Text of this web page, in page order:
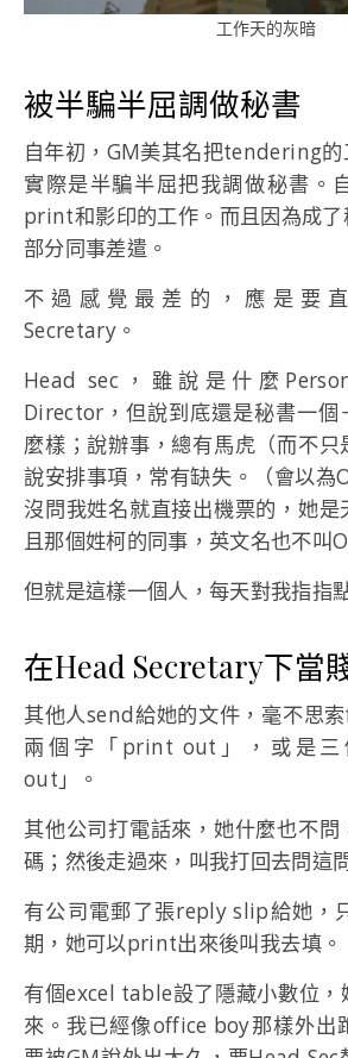
工作天的灰暗
被半騙半屈調做秘書
自年初，GM美其名把tendering的
實際是半騙半屈把我調做秘書。
print和影印的工作。而且因為成
部分同事差遣。
不過感覺最差的，應是要
Secretary。
Head sec，雖說是什麼
Director，但說到底還是秘書一個
麼樣；說辦事，總有馬虎（而不只
說安排事項，常有缺失。（會以為
沒問我姓名就直接出機票的，她
且那個姓柯的同事，英文名也不叫
但就是這樣一個人，每天對我指指
在Head Secretary下當
其他人send給她的文件，毫不思
兩個字「print out」，或是
out」。
其他公司打電話來，她什麼也不
碼；然後走過來，叫我打回去問這
有公司電郵了張reply slip給她，
期，她可以print出來後叫我去填。
有個excel table設了隱藏小數位，
來。我已經像office boy那樣外出